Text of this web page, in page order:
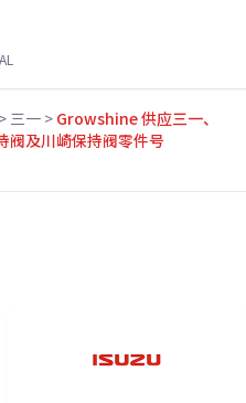
> 三一 > Growshine 供应三一、
阀及川崎保持阀零件号